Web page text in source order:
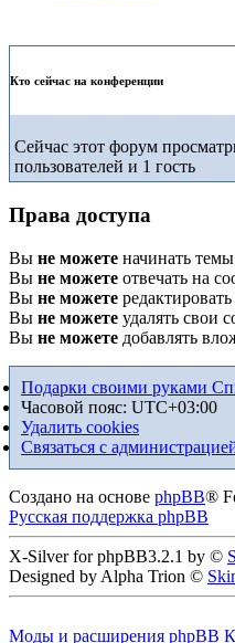
Кто сейчас на конференции
Сейчас этот форум
пользователей и 1 гость
Права доступа
Вы не можете начинать темы
Вы не можете отвечать на
Вы не можете
Вы не можете удалять свои
Вы не можете добавлять
Подарки своими руками
Часовой пояс: UTC+03:00
Удалить cookies
Связаться с
Создано на основе phpBB®
Русская поддержка phpBB
X-Silver for phpBB3.2.1 by ©
Designed by Alpha Trion ©
Моды и расширения phpBB